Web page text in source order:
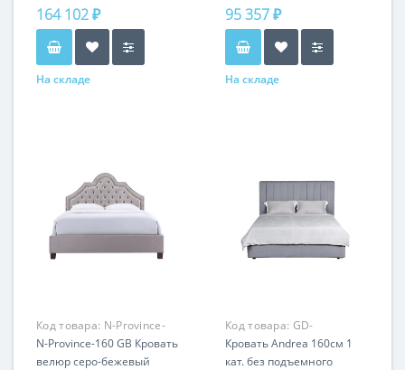
164 102 ₽
На складе
95 357 ₽
На складе
Код товара: N-Province-
160 GB
N-Province-160 GB Кровать
велюр серо-бежевый
Код товара: GD-
ANDREA160-1
Кровать Andrea 160см 1
кат. без подъемного